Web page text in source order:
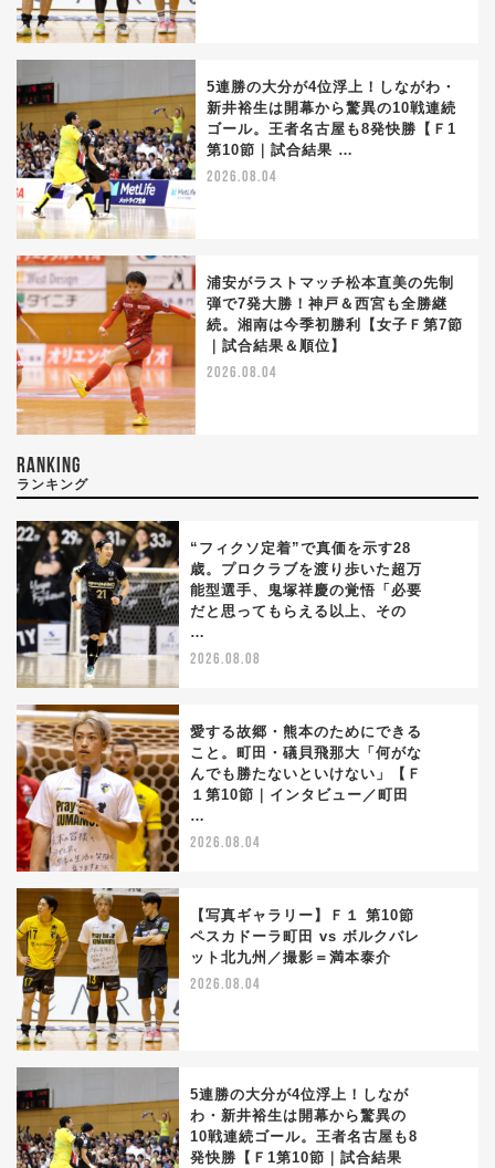
5連勝の大分が4位浮上！しながわ・
新井裕生は開幕から驚異の10戦連続
ゴール。王者名古屋も8発快勝【Ｆ1
第10節｜試合結果 …
2026.08.04
浦安がラストマッチ松本直美の先制
弾で7発大勝！神戸＆西宮も全勝継
続。湘南は今季初勝利【女子Ｆ第7節
｜試合結果＆順位】
2026.08.04
RANKING
ランキング
“フィクソ定着”で真価を示す28
歳。プロクラブを渡り歩いた超万
能型選手、鬼塚祥慶の覚悟「必要
だと思ってもらえる以上、その
…
2026.08.08
愛する故郷・熊本のためにできる
こと。町田・礒貝飛那大「何がな
んでも勝たないといけない」【Ｆ
１第10節｜インタビュー／町田
…
2026.08.04
【写真ギャラリー】Ｆ１ 第10節
ペスカドーラ町田 vs ボルクバレ
ット北九州／撮影＝満本泰介
2026.08.04
5連勝の大分が4位浮上！しなが
わ・新井裕生は開幕から驚異の
10戦連続ゴール。王者名古屋も8
発快勝【Ｆ1第10節｜試合結果